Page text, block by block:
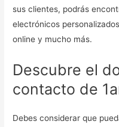
sus clientes, podrás
electrónicos
online y mucho más.
Descubre el
contacto de
Debes considerar que